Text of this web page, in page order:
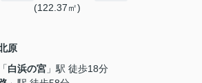
(122.37㎡)
原
「白浜の宮 」駅 徒歩18分